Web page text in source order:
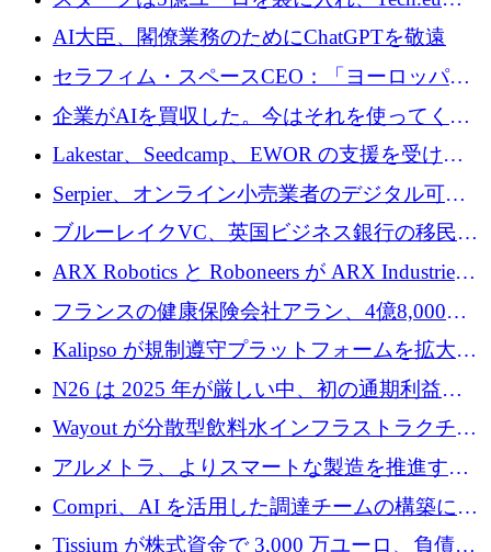
Funding Explorerの立ち上げ、そしてルクセン
AI大臣、閣僚業務のためにChatGPTを敬遠
セラフィム・スペースCEO：「ヨーロッパは
追いつきつつある」
企業がAIを買収した。今はそれを使ってくれ
る人々が必要です
Lakestar、Seedcamp、EWOR の支援を受け、
SE3 が自律システム用の空間 AI プラットフォ
ームを発表
Serpier、オンライン小売業者のデジタル可視
性向上を支援するために 140 万ユーロを調達
ブルーレイクVC、英国ビジネス銀行の移民主
導スタートアップ支援で初のファンド獲得に
ARX Robotics と Roboneers が ARX Industries
を設立し、無人地上車両の生産を拡大
フランスの健康保険会社アラン、4億8,000万
ユーロの資金調達ラウンドで合意
Kalipso が規制遵守プラットフォームを拡大す
るために 320 万ドルを調達
N26 は 2025 年が厳しい中、初の通期利益を
達成
Wayout が分散型飲料水インフラストラクチャ
プラットフォームを拡張するために 242 万ユ
ーロを調達
アルメトラ、よりスマートな製造を推進する
ためにシリーズ A で 1,630 万ユーロを確保
Compri、AI を活用した調達チームの構築に
320 万ユーロを確保
Tissium が株式資金で 3,000 万ユーロ、負債で